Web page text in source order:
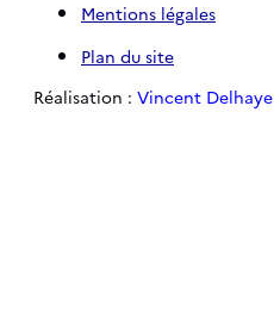
Mentions légales
Plan du site
Réalisation : Vincent Delhaye